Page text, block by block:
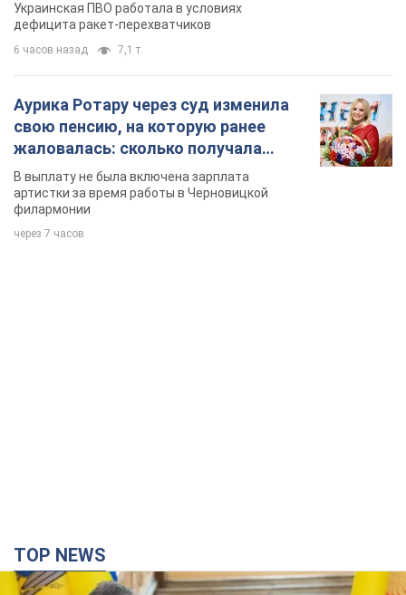
Украинская ПВО работала в условиях
дефицита ракет-перехватчиков
6 часов назад 7,1 т.
Аурика Ротару через суд изменила
свою пенсию, на которую ранее
жаловалась: сколько получала
певица
В выплату не была включена зарплата
артистки за время работы в Черновицкой
филармонии
через 7 часов
TOP NEWS